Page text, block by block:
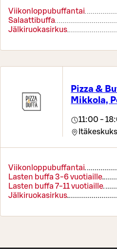
Viikonloppubuffantai
Salaattibuffa
Jälkiruokasirkus
Pizza &
Mikkola,
11:00 -
Viikonloppubuffantai
Lasten buffa 3-6 vuotiaille
Lasten buffa 7-11 vuotiaille
Jälkiruokasirkus